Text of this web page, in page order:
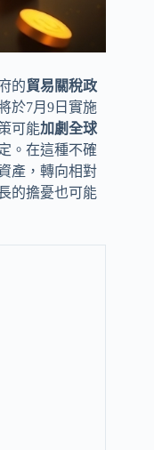
的貿易關稅政
於7月9日實施
可能加劇全球
。在這種不確
產，轉向相對
的擔憂也可能